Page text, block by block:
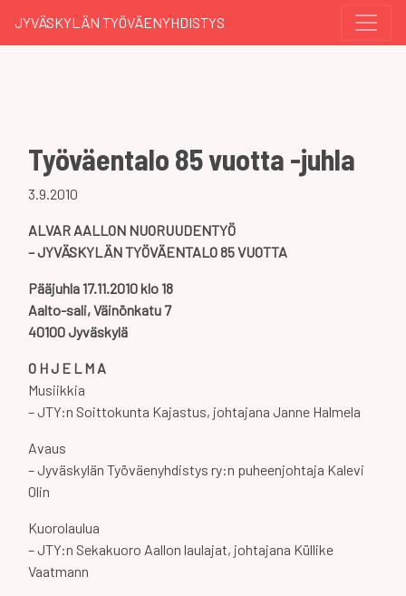
JYVÄSKYLÄN TYÖVÄENYHDISTYS
Työväentalo 85 vuotta -juhla
3.9.2010
ALVAR AALLON NUORUUDENTYÖ
– JYVÄSKYLÄN TYÖVÄENTALO 85 VUOTTA
Pääjuhla 17.11.2010 klo 18
Aalto-sali, Väinönkatu 7
40100 Jyväskylä
O H J E L M A
Musiikkia
– JTY:n Soittokunta Kajastus, johtajana Janne Halmela
Avaus
– Jyväskylän Työväenyhdistys ry:n puheenjohtaja Kalevi
Olin
Kuorolaulua
– JTY:n Sekakuoro Aallon laulajat, johtajana Küllike
Vaatmann